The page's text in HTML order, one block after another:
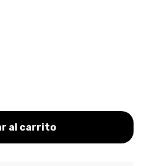
al carrito